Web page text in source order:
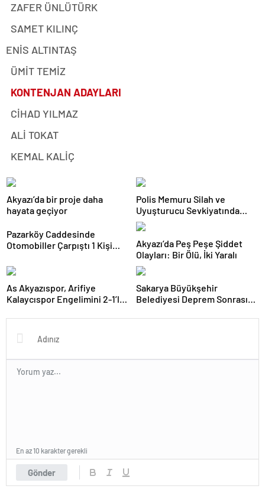
ZAFER ÜNLÜTÜRK
SAMET KILINÇ
ENİS ALTINTAŞ
ÜMİT TEMİZ
KONTENJAN ADAYLARI
CİHAD YILMAZ
ALİ TOKAT
KEMAL KALİÇ
Akyazı’da bir proje daha
hayata geçiyor
Polis Memuru Silah ve
Uyuşturucu Sevkiyatında
Yakalandı
Pazarköy Caddesinde
Otomobiller Çarpıştı 1 Kişi
Akyazı’da Peş Peşe Şiddet
Olayları: Bir Ölü, İki Yaralı
As Akyazıspor, Arifiye
Kalaycıspor Engelimini 2-1’le
Adını Yazdırdı
Sakarya Büyükşehir
Belediyesi Deprem Sonrası
Gönder
En az 10 karakter gerekli